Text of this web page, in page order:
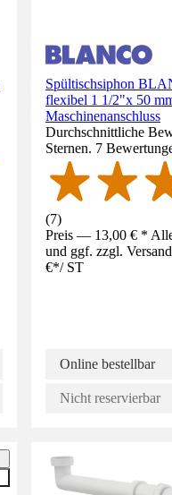
Spültischsiphon
flexibel 1 1/2"x 50
Maschinenanschluss
Durchschnittliche
Sternen. 7
(7)
Preis — 13,00 € *
und ggf. zzgl.
€*/ ST
Online bestellbar
Nicht reservierbar